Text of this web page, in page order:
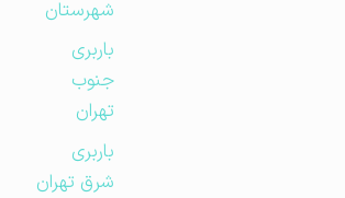
شهرستان
باربری
جنوب
تهران
باربری
شرق تهران